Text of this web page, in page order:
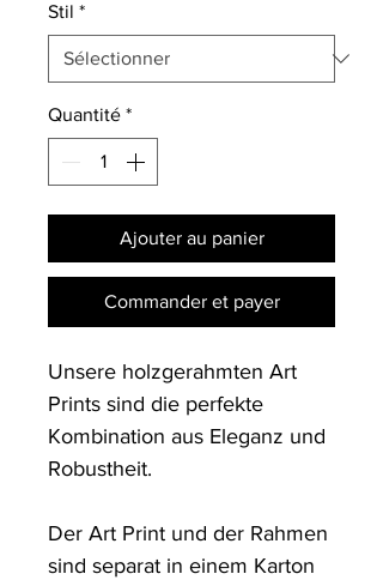
Stil *
Quantité *
Ajouter au panier
Commander et payer
Unsere holzgerahmten Art
Prints sind die perfekte
Kombination aus Eleganz und
Robustheit.
Der Art Print und der Rahmen
sind separat in einem Karton